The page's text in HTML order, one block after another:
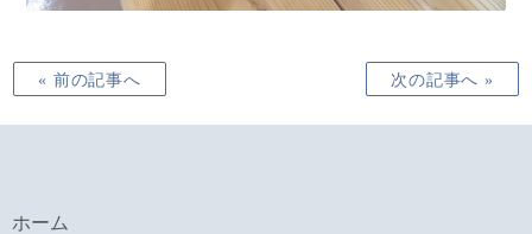
« 前の記事へ 次の記事へ »
ホーム